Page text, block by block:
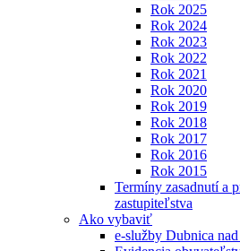
Rok 2025
Rok 2024
Rok 2023
Rok 2022
Rok 2021
Rok 2020
Rok 2019
Rok 2018
Rok 2017
Rok 2016
Rok 2015
Termíny zasadnutí a
zastupiteľstva
Ako vybaviť
e-služby Dubnica